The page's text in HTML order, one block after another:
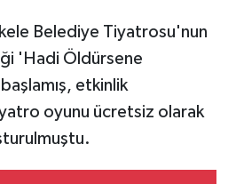
Belediye Tiyatrosu'nun
'Hadi Öldürsene
etkinlik
oyunu ücretsiz olarak